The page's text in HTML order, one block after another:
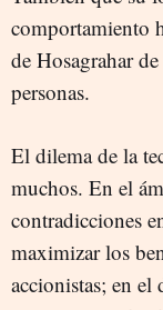
comportamiento
de Hosagrahar
personas.
El dilema de la
muchos. En el
contradicciones
maximizar los
accionistas; en el